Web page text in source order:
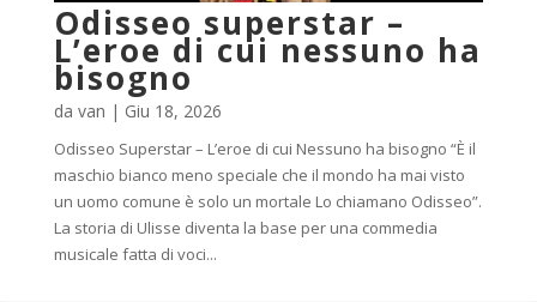
Odisseo superstar –
L’eroe di cui nessuno ha
bisogno
da van | Giu 18, 2026
Odisseo Superstar – L’eroe di cui Nessuno ha bisogno “È il
maschio bianco meno speciale che il mondo ha mai visto
un uomo comune è solo un mortale Lo chiamano Odisseo”.
La storia di Ulisse diventa la base per una commedia
musicale fatta di voci...